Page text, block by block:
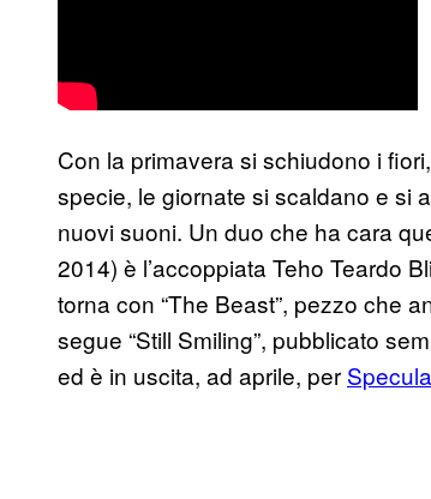
Con la primavera si schiudono i
specie, le giornate si scaldano e si
nuovi suoni. Un duo che ha cara
2014) è l’accoppiata Teho Teardo
torna con “The Beast”, pezzo che
segue “Still Smiling”, pubblicato
ed è in uscita, ad aprile, per